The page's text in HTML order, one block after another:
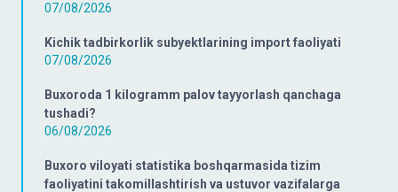
07/08/2026
Kichik tadbirkorlik subyektlarining import faoliyati
07/08/2026
Buxoroda 1 kilogramm palov tayyorlash qanchaga
tushadi?
06/08/2026
Buxoro viloyati statistika boshqarmasida tizim
faoliyatini takomillashtirish va ustuvor vazifalarga